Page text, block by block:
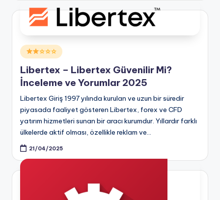
Posted
in
☆☆☆
Libertex – Libertex Güvenilir Mi?
İnceleme ve Yorumlar 2025
Libertex Giriş 1997 yılında kurulan ve uzun bir süredir
piyasada faaliyet gösteren Libertex, forex ve CFD
yatırım hizmetleri sunan bir aracı kurumdur. Yıllardır farklı
ülkelerde aktif olması, özellikle reklam ve…
21/04/2025